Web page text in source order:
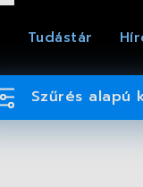
Tudástár
Szűrés alapú